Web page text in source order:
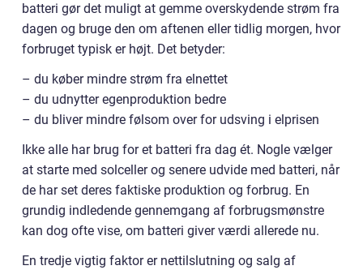
batteri gør det muligt at gemme overskydende strøm fra
dagen og bruge den om aftenen eller tidlig morgen, hvor
forbruget typisk er højt. Det betyder:
– du køber mindre strøm fra elnettet
– du udnytter egenproduktion bedre
– du bliver mindre følsom over for udsving i elprisen
Ikke alle har brug for et batteri fra dag ét. Nogle vælger
at starte med solceller og senere udvide med batteri, når
de har set deres faktiske produktion og forbrug. En
grundig indledende gennemgang af forbrugsmønstre
kan dog ofte vise, om batteri giver værdi allerede nu.
En tredje vigtig faktor er nettilslutning og salg af